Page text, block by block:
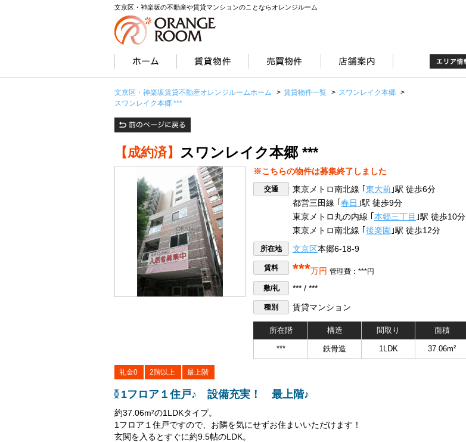
文京区・神楽坂の不動産や賃貸マンションのことならオレンジルーム
文京区・神楽坂賃貸不動産オレンジルームホーム > 賃貸物件一覧 > スワンレイク本郷 >
スワンレイク本郷 ***
【成約済】 スワンレイク本郷 ***
※こちらの物件は募集終了しました
交通 東京メトロ南北線 ｢ 東大前 ｣駅 徒歩6分
都営三田線 ｢ 春日 ｣駅 徒歩9分
東京メトロ丸の内線 ｢ 本郷三丁目 ｣駅 徒歩10分
東京メトロ南北線 ｢ 後楽園 ｣駅 徒歩12分
所在地 文京区本郷6-18-9
賃料 ***万円 管理費：***円
敷/礼
*** / ***
種別 賃貸マンション
所在階 構造 間取り 面積
*** 鉄骨造 1LDK 37.06m²
礼金0 2階以上 最上階
1フロア１住戸♪ 設備充実！ 最上階♪
約37.06m²の1LDKタイプ。
1フロア１住戸ですので、お隣を気にせずお住まいいただけます！
玄関を入るとすぐに約9.5帖のLDK。